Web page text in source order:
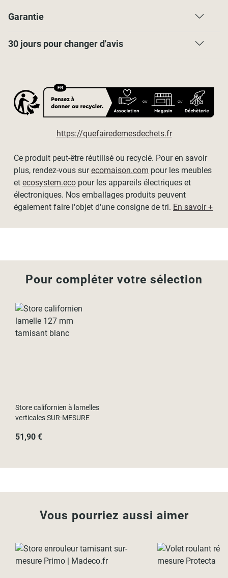
Garantie
30 jours pour changer d'avis
https://quefairedemesdechets.fr
Ce produit peut-être réutilisé ou recyclé. Pour en savoir
plus, rendez-vous surecomaison.com pour les meubles
et ecosystem.eco pour les appareils électriques et
électroniques. Nos emballages produits peuvent
également faire l'objet d'une consigne de tri. En savoir +
Pour compléter votre sélection
Store californien à lamelles
verticales SUR-MESURE
51,90 €
Vous pourriez aussi aimer